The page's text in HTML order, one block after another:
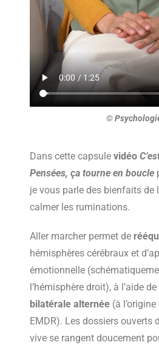
©
Dans cette capsule vidéo
Pensées, ça tourne en boucle
je vous parle des bienfaits de
calmer les ruminations.
Aller marcher permet de
hémisphères cérébraux et
émotionnelle
l’hémisphère droit), à l’aide de
bilatérale alternée (à
EMDR). Les dossiers ouverts
vive se rangent doucement